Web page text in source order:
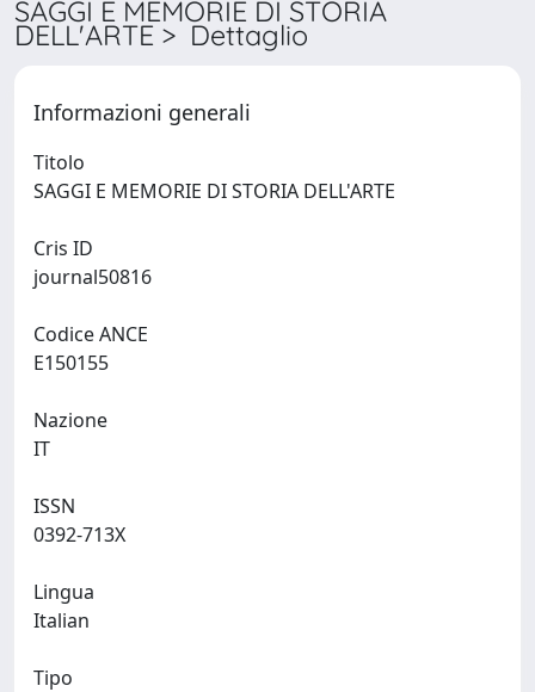
SAGGI E MEMORIE DI STORIA
DELL'ARTE > Dettaglio
Informazioni generali
Titolo
Cris ID
Codice ANCE
Nazione
ISSN
Lingua
Tipo